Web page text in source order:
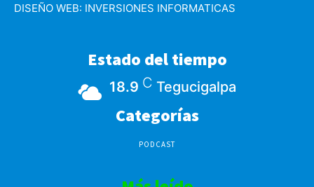
DISEÑO WEB: INVERSIONES INFORMATICAS
Estado del tiempo
18.9 C Tegucigalpa
Categorías
PODCAST